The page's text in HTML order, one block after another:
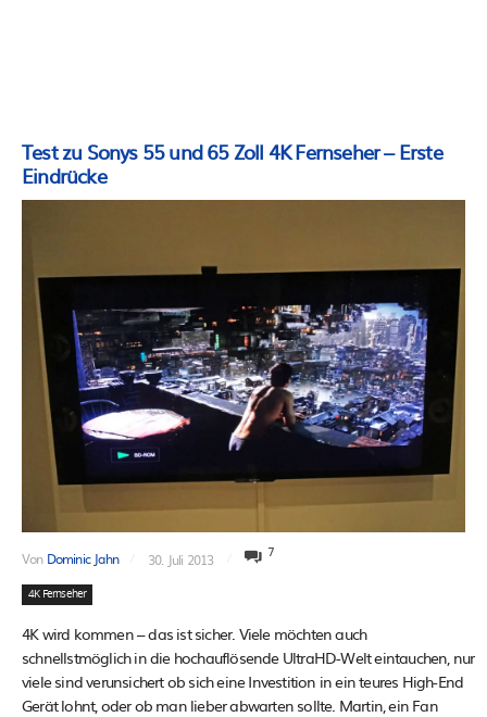
Test zu Sonys 55 und 65 Zoll 4K Fernseher – Erste
Eindrücke
Von Dominic Jahn 30. Juli 2013 7
4K Fernseher
4K wird kommen – das ist sicher. Viele möchten auch
schnellstmöglich in die hochauflösende UltraHD-Welt eintauchen, nur
viele sind verunsichert ob sich eine Investition in ein teures High-End
Gerät lohnt, oder ob man lieber abwarten sollte. Martin, ein Fan